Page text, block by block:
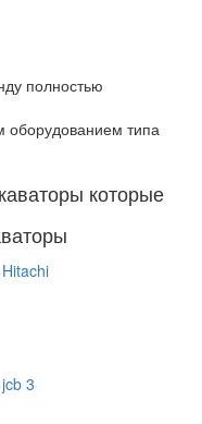
полностью
оборудованием типа
которые